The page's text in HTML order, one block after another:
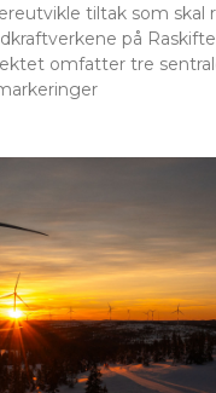
tiltak som skal
på
omfatter tre